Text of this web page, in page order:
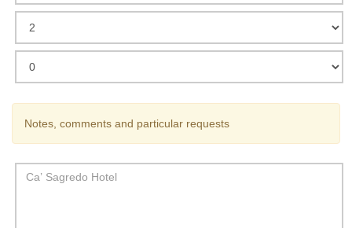
Notes, comments and particular requests